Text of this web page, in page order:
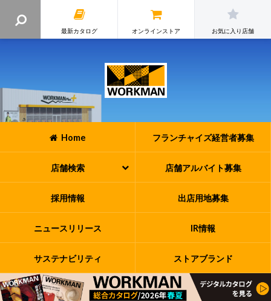
最新カタログ オンラインストア お気に入り店舗
Home フランチャイズ経営者募集
店舗検索 店舗アルバイト募集
採用情報 出店用地募集
ニュースリリース IR情報
サステナビリティ ストアブランド